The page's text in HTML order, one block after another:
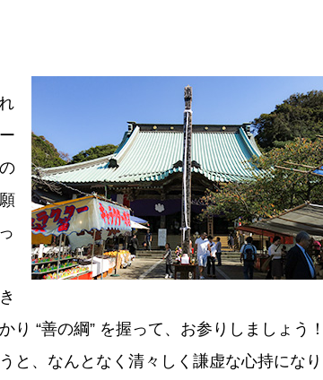
“善の綱” を握って、お参りしましょう！
と、なんとなく清々しく謙虚な心持になり